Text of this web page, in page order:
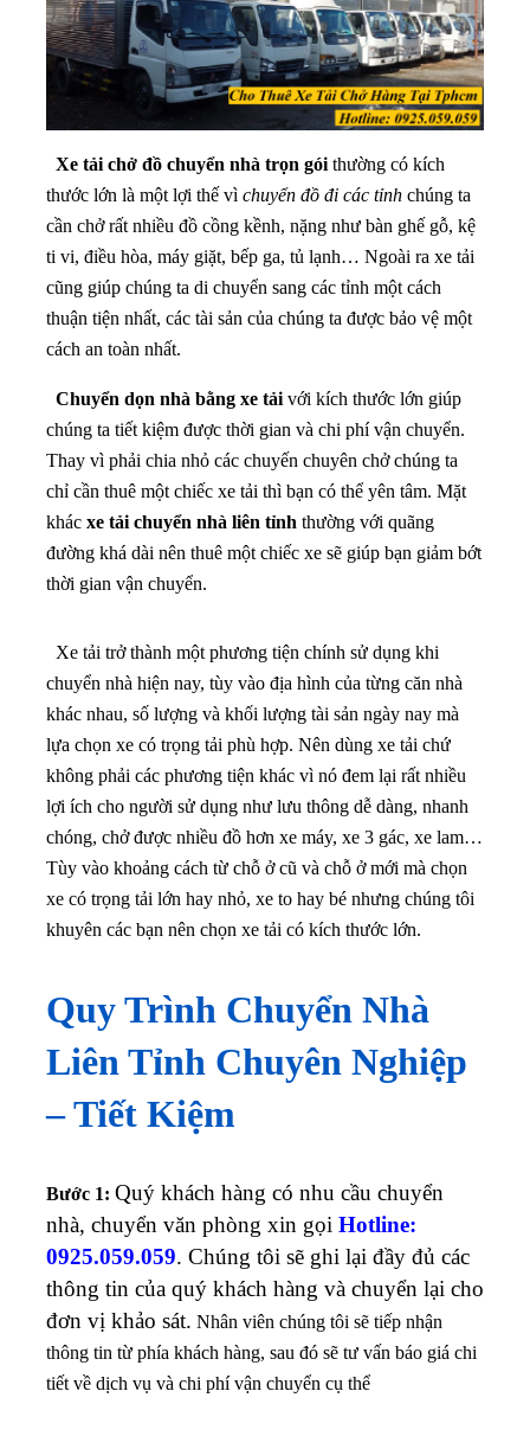
Xe tải chở đồ chuyển nhà trọn gói thường có kích
thước lớn là một lợi thế vì chuyển đồ đi các tỉnh chúng ta
cần chở rất nhiều đồ cồng kềnh, nặng như bàn ghế gỗ, kệ
ti vi, điều hòa, máy giặt, bếp ga, tủ lạnh… Ngoài ra xe tải
cũng giúp chúng ta di chuyển sang các tỉnh một cách
thuận tiện nhất, các tài sản của chúng ta được bảo vệ một
cách an toàn nhất.
Chuyển dọn nhà bằng xe tải với kích thước lớn giúp
chúng ta tiết kiệm được thời gian và chi phí vận chuyển.
Thay vì phải chia nhỏ các chuyến chuyên chở chúng ta
chỉ cần thuê một chiếc xe tải thì bạn có thể yên tâm. Mặt
khác xe tải chuyển nhà liên tỉnh thường với quãng
đường khá dài nên thuê một chiếc xe sẽ giúp bạn giảm bớt
thời gian vận chuyển.
Xe tải trở thành một phương tiện chính sử dụng khi
chuyển nhà hiện nay, tùy vào địa hình của từng căn nhà
khác nhau, số lượng và khối lượng tài sản ngày nay mà
lựa chọn xe có trọng tải phù hợp. Nên dùng xe tải chứ
không phải các phương tiện khác vì nó đem lại rất nhiều
lợi ích cho người sử dụng như lưu thông dễ dàng, nhanh
chóng, chở được nhiều đồ hơn xe máy, xe 3 gác, xe lam…
Tùy vào khoảng cách từ chỗ ở cũ và chỗ ở mới mà chọn
xe có trọng tải lớn hay nhỏ, xe to hay bé nhưng chúng tôi
khuyên các bạn nên chọn xe tải có kích thước lớn.
Quy Trình Chuyển Nhà
Liên Tỉnh Chuyên Nghiệp
– Tiết Kiệm
Bước 1: Quý khách hàng có nhu cầu chuyển
nhà, chuyển văn phòng xin gọi Hotline:
0925.059.059. Chúng tôi sẽ ghi lại đầy đủ các
thông tin của quý khách hàng và chuyển lại cho
đơn vị khảo sát. Nhân viên chúng tôi sẽ tiếp nhận
thông tin từ phía khách hàng, sau đó sẽ tư vấn báo giá chi
tiết về dịch vụ và chi phí vận chuyển cụ thể